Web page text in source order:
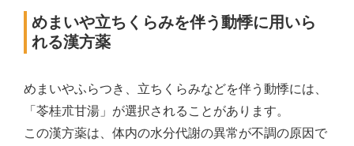
めまいや立ちくらみを伴う動悸に用いら
れる漢方薬
めまいやふらつき、立ちくらみなどを伴う動悸には、
「苓桂朮甘湯」が選択されることがあります。
この漢方薬は、体内の水分代謝の異常が不調の原因で